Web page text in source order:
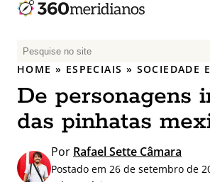
P
e
q
u
i
a
HOME » ESPECIAIS » SOCIEDADE
De personagens
das pinhatas
Por Rafael Sette Câmara
Postado em 26 de setembro de